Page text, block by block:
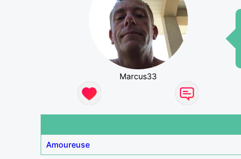
Marcus33
Amoureuse